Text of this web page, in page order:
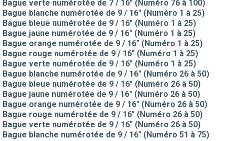
Bague verte numérotée de 7 / 16" (Numéro 76 à 100)
Bague blanche numérotée de 9 / 16" (Numéro 1 à 25)
Bague bleue numérotée de 9 / 16" (Numéro 1 à 25)
Bague jaune numérotée de 9 / 16" (Numéro 1 à 25)
Bague orange numérotée de 9 / 16" (Numéro 1 à 25)
Bague rouge numérotée de 9 / 16" (Numéro 1 à 25)
Bague verte numérotée de 9 / 16" (Numéro 1 à 25)
Bague blanche numérotée de 9 / 16" (Numéro 26 à 50)
Bague bleue numérotée de 9 / 16" (Numéro 26 à 50)
Bague jaune numérotée de 9 / 16" (Numéro 26 à 50)
Bague orange numérotée de 9 / 16" (Numéro 26 à 50)
Bague rouge numérotée de 9 / 16" (Numéro 26 à 50)
Bague verte numérotée de 9 / 16" (Numéro 26 à 50)
Bague blanche numérotée de 9 / 16" (Numéro 51 à 75)